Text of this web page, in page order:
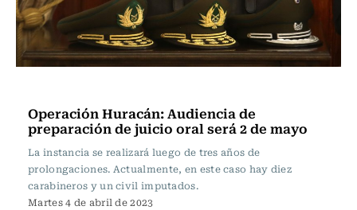
Operación Huracán: Audiencia de
preparación de juicio oral será 2 de mayo
La instancia se realizará luego de tres años de
prolongaciones. Actualmente, en este caso hay diez
carabineros y un civil imputados.
Martes 4 de abril de 2023